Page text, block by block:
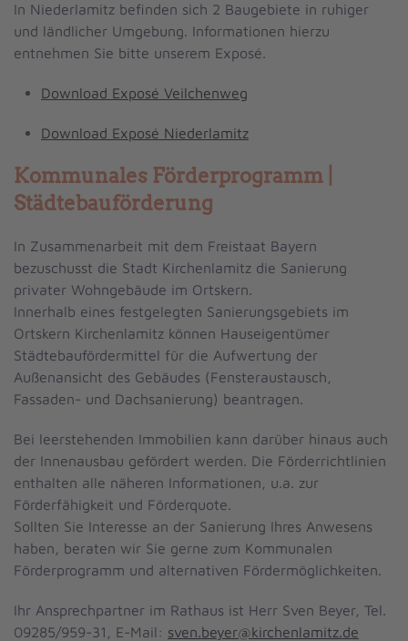
In Niederlamitz befinden sich 2 Baugebiete in ruhiger
und ländlicher Umgebung. Informationen hierzu
entnehmen Sie bitte unserem Exposé.
Download Exposé Veilchenweg
Download Exposé Niederlamitz
Kommunales Förderprogramm |
Städtebauförderung
In Zusammenarbeit mit dem Freistaat Bayern
bezuschusst die Stadt Kirchenlamitz die Sanierung
privater Wohngebäude im Ortskern.
Innerhalb eines festgelegten Sanierungsgebiets im
Ortskern Kirchenlamitz können Hauseigentümer
Städtebaufördermittel für die Aufwertung der
Außenansicht des Gebäudes (Fensteraustausch,
Fassaden- und Dachsanierung) beantragen.
Bei leerstehenden Immobilien kann darüber hinaus auch
der Innenausbau gefördert werden. Die Förderrichtlinien
enthalten alle näheren Informationen, u.a. zur
Förderfähigkeit und Förderquote.
Sollten Sie Interesse an der Sanierung Ihres Anwesens
haben, beraten wir Sie gerne zum Kommunalen
Förderprogramm und alternativen Fördermöglichkeiten.
Ihr Ansprechpartner im Rathaus ist Herr Sven Beyer, Tel.
09285/959-31, E-Mail: sven.beyer@kirchenlamitz.de